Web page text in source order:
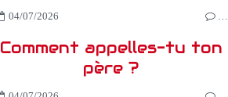
04/07/2026 …
Comment appelles-tu ton
père ?